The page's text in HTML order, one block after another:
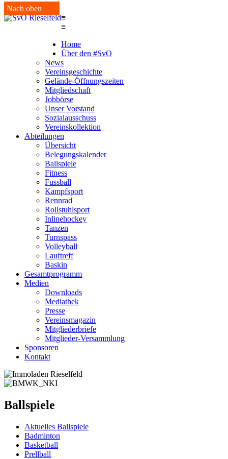
Nach oben
≡
≡
Home
Über den #SvO
News
Vereinsgeschichte
Gelände-Öffnungszeiten
Mitgliedschaft
Jobbörse
Unser Vorstand
Sozialausschuss
Vereinskollektion
Abteilungen
Übersicht
Belegungskalender
Ballspiele
Fitness
Fussball
Kampfsport
Rennrad
Rollstuhlsport
Inlinehockey
Tanzen
Turnspass
Volleyball
Lauftreff
Baskin
Gesamtprogramm
Medien
Downloads
Mediathek
Presse
Vereinsmagazin
Mitgliederbriefe
Mitglieder-Versammlung
Sponsoren
Kontakt
Ballspiele
Aktuelles Ballspiele
Badminton
Basketball
Prellball